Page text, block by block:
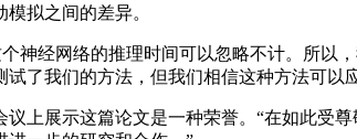
拟之间的差异。
经网络的推理时间可以忽略不计。所以
了我们的方法，但我们相信这种方法可以
上展示这篇论文是一种荣誉。“在如此受